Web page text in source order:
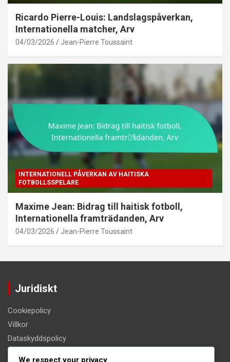
Ricardo Pierre-Louis: Landslagspåverkan,
Internationella matcher, Arv
04/03/2026 Jean-Pierre Toussaint
INTERNATIONELL PÅVERKAN AV HAITISKA
FOTBOLLSSPELARE
Maxime Jean: Bidrag till haitisk fotboll,
Internationella framträdanden, Arv
04/03/2026 Jean-Pierre Toussaint
Juridiskt
Cookiepolicy
Villkor
Dataskyddspolicy
We respect your privacy